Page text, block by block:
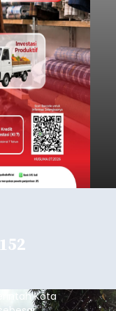
Kota